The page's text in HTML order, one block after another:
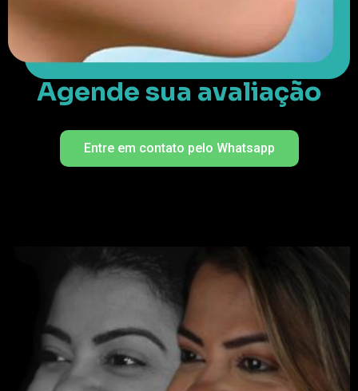
Agende sua avaliação
Entre em contato pelo Whatsapp